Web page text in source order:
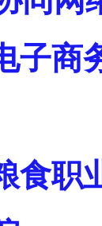
子商
食职